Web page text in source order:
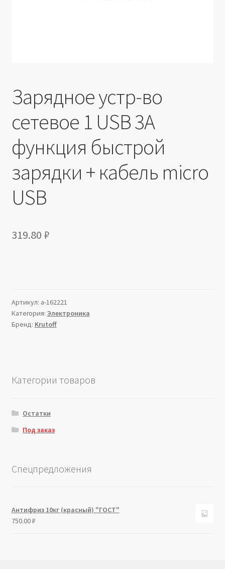
Зарядное устр-во
сетевое 1 USB 3A
функция быстрой
зарядки + кабель micro
USB
319.80 ₽
Артикул: a-162221
Категория: Электроника
Бренд: Krutoff
Категории товаров
Остатки
Под заказ
Спецпредложения
Антифриз 10кг (красный) "ГОСТ"
750.00₽